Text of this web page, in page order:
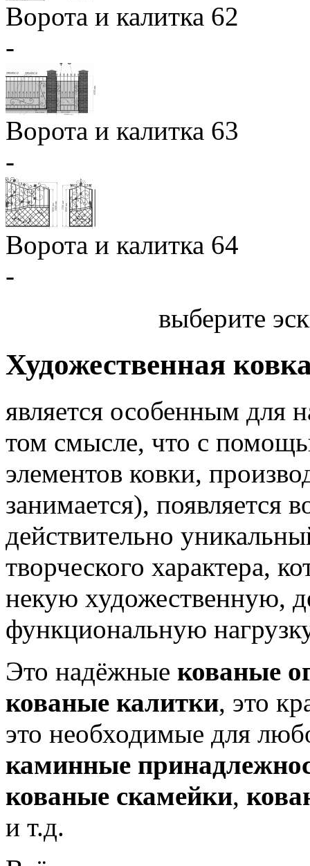
Ворота и калитка 62
-
Ворота и калитка 63
-
Ворота и калитка 64
-
выберите
Художественная
является особенным для
том смысле, что с
элементов ковки,
занимается), появляется
действительно
творческого характера,
некую художественную,
функциональную
Это надёжные кованые
кованые калитки, это
это необходимые для
каминные
кованые скамейки,
и т.д.